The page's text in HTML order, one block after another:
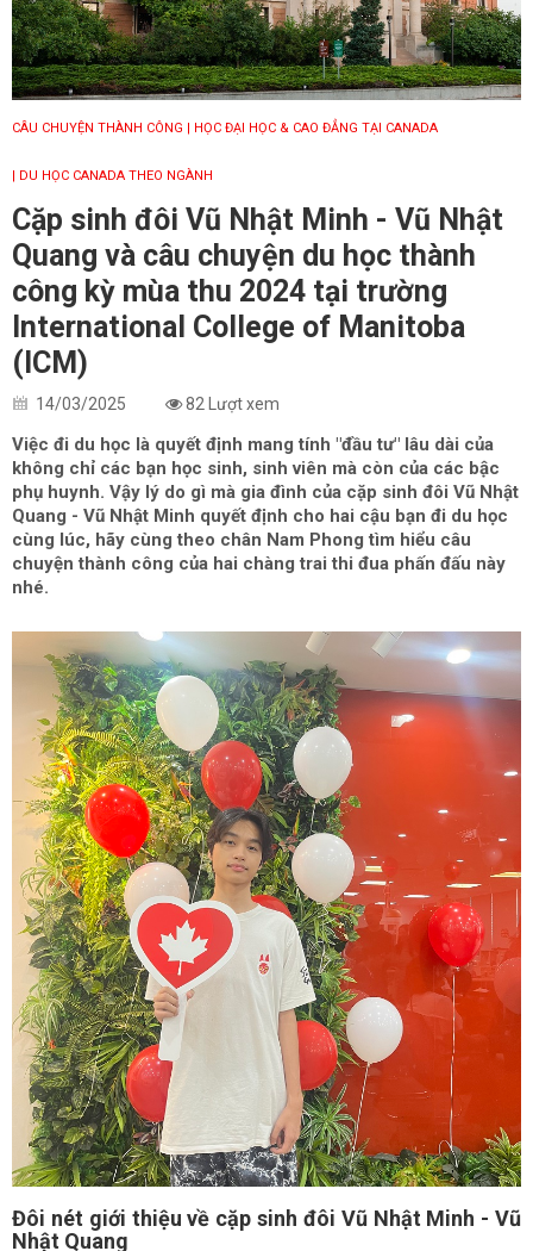
CÂU CHUYỆN THÀNH CÔNG | HỌC ĐẠI HỌC & CAO ĐẲNG TẠI CANADA
| DU HỌC CANADA THEO NGÀNH
Cặp sinh đôi Vũ Nhật Minh - Vũ Nhật
Quang và câu chuyện du học thành
công kỳ mùa thu 2024 tại trường
International College of Manitoba
(ICM)
14/03/2025 82 Lượt xem
Việc đi du học là quyết định mang tính "đầu tư" lâu dài của
không chỉ các bạn học sinh, sinh viên mà còn của các bậc
phụ huynh. Vậy lý do gì mà gia đình của cặp sinh đôi Vũ Nhật
Quang - Vũ Nhật Minh quyết định cho hai cậu bạn đi du học
cùng lúc, hãy cùng theo chân Nam Phong tìm hiểu câu
chuyện thành công của hai chàng trai thi đua phấn đấu này
nhé.
Đôi nét giới thiệu về cặp sinh đôi Vũ Nhật Minh - Vũ
Nhật Quang